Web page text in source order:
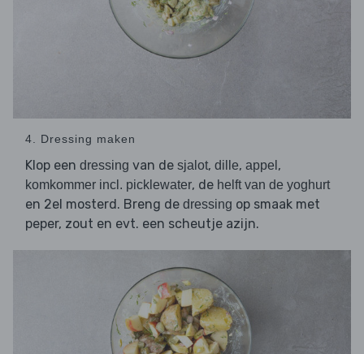
4. Dressing maken
Klop een dressing van de sjalot, dille, appel ,
komkommer incl. picklewater, de helft van de yoghurt
en 2el mosterd. Breng de dressing op smaak met
peper, zout en evt. een scheutje azijn.